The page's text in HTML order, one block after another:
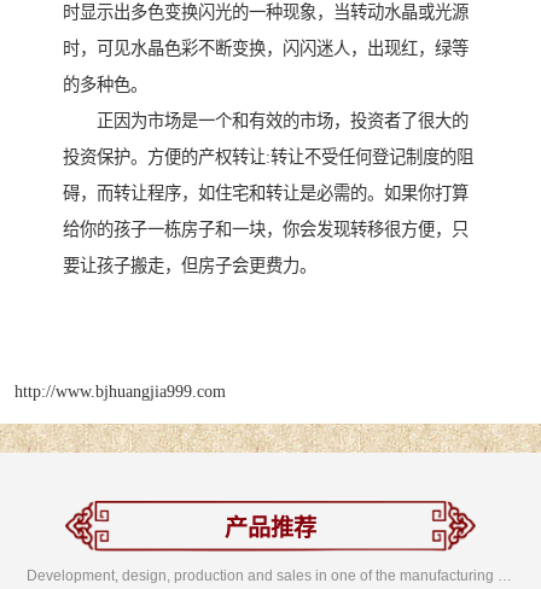
时显示出多色变换闪光的一种现象，当转动水晶或光源
时，可见水晶色彩不断变换，闪闪迷人，出现红，绿等
的多种色。
正因为市场是一个和有效的市场，投资者了很大的
投资保护。方便的产权转让:转让不受任何登记制度的阻
碍，而转让程序，如住宅和转让是必需的。如果你打算
给你的孩子一栋房子和一块，你会发现转移很方便，只
要让孩子搬走，但房子会更费力。
http://www.bjhuangjia999.com
产品推荐
Development, design, production and sales in one of the manufacturing enterprises